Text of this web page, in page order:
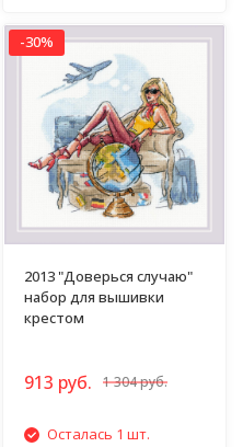
-30%
2013 "Доверься случаю"
набор для вышивки
крестом
913 руб. 1 304 руб.
Осталась 1 шт.